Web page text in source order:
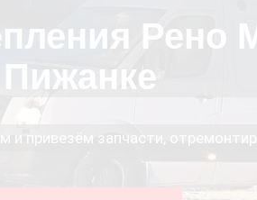
Рено
и привезём запчасти,